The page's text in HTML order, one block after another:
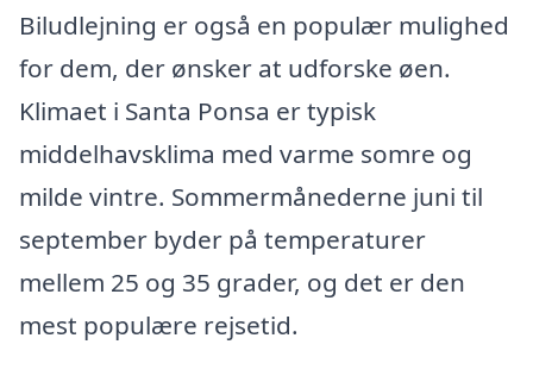
Biludlejning er også en populær mulighed
for dem, der ønsker at udforske øen.
Klimaet i Santa Ponsa er typisk
middelhavsklima med varme somre og
milde vintre. Sommermånederne juni til
september byder på temperaturer
mellem 25 og 35 grader, og det er den
mest populære rejsetid.